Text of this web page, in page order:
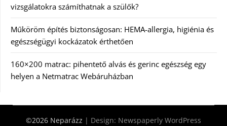
vizsgálatokra számíthatnak a szülők?
Műköröm építés biztonságosan: HEMA-allergia, higiénia és
egészségügyi kockázatok érthetően
160×200 matrac: pihentető alvás és gerinc egészség egy
helyen a Netmatrac Webáruházban
©2026 Neparázz | Design: Newspaperly WordPress